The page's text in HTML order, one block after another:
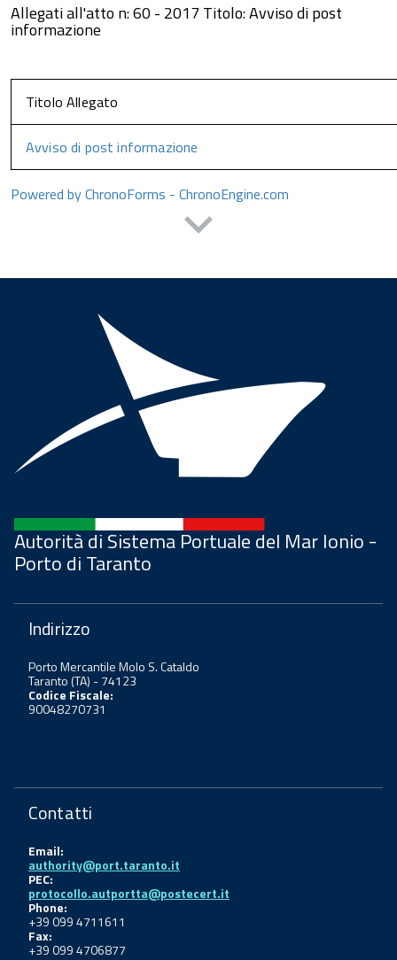
Allegati all'atto n: 60 - 2017 Titolo: Avviso di post
informazione
Titolo Allegato
Avviso di post informazione
Powered by ChronoForms - ChronoEngine.com
Autorità di Sistema Portuale del Mar Ionio -
Porto di Taranto
Indirizzo
Porto Mercantile Molo S. Cataldo
Taranto (TA) - 74123
Codice Fiscale:
90048270731
Contatti
Email:
authority@port.taranto.it
PEC:
protocollo.autportta@postecert.it
Phone:
+39 099 4711611
Fax:
+39 099 4706877